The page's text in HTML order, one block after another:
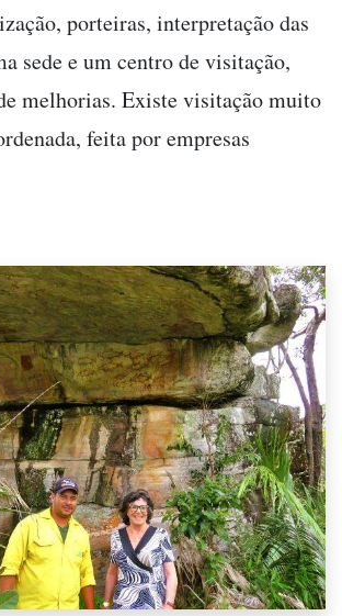
porteiras, interpretação das
sede e um centro de visitação,
melhorias. Existe visitação muito
feita por empresas